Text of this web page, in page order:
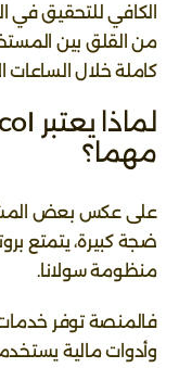
الكافي للتحقيق في
من القلق بين
كاملة خلال الساعات
مهما؟
على عكس بعض
منظومة سولانا.
فالمنصة توفر
وأدوات مالية